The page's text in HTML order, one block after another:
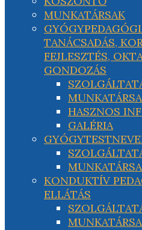
MUNKATÁRSAK
TANÁCSADÁS,
FEJLESZTÉS,
GONDOZÁS
HASZNOS
GALÉRIA
KONDUKTÍV
ELLÁTÁS